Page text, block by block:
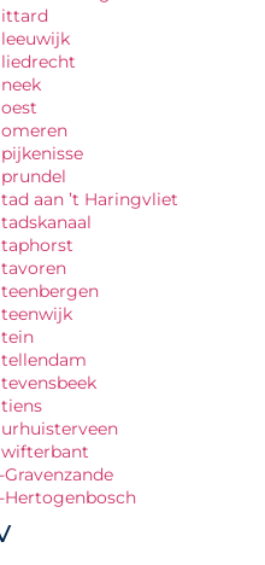
aan ’t Haringvliet
Gravenzande
Hertogenbosch